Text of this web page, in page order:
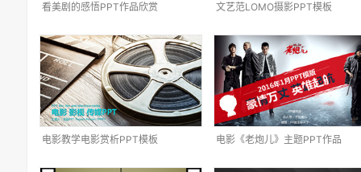
看美剧的感悟PPT作品欣赏 文艺范LOMO摄影PPT模板
电影教学电影赏析PPT模板 电影《老炮儿》主题PPT作品